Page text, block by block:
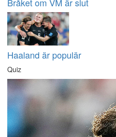
Haaland är populär
Quiz